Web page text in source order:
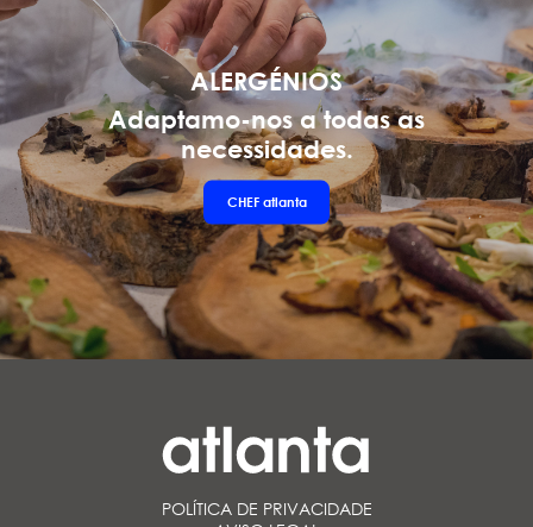
ALERGÉNIOS
Adaptamo-nos a todas as
necessidades.
CHEF atlanta
POLÍTICA DE PRIVACIDADE